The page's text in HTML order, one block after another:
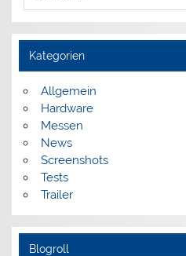
Kategorien
Allgemein
Hardware
Messen
News
Screenshots
Tests
Trailer
Blogroll